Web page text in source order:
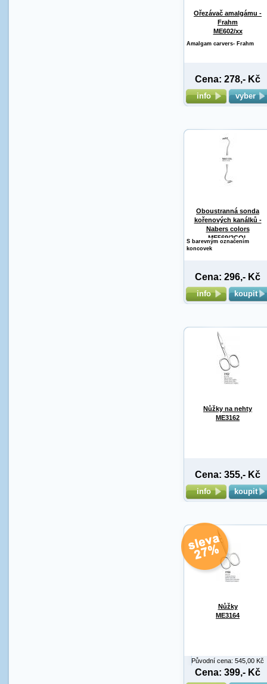
Ořezávač amalgámu -
Frahm
ME602/xx
Amalgam carvers- Frahm
Cena: 278,- Kč
info vyber
Oboustranná sonda
kořenových kanálků -
Nabers colors
ME569/2COL
S barevným označením
koncovek
Cena: 296,- Kč
info koupit
Nůžky na nehty
ME3162
Cena: 355,- Kč
info koupit
Nůžky
ME3164
Původní cena: 545,00 Kč
Cena: 399,- Kč